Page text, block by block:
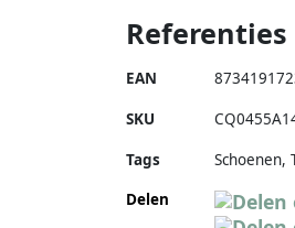
Referenties
EAN
SKU
Tags
Schoenen,
Delen